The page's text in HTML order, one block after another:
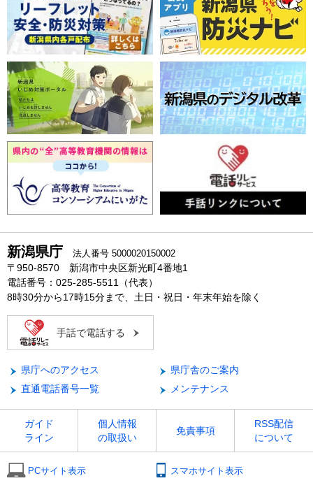
新潟県庁 法人番号 5000020150002
〒950-8570 新潟市中央区新光町4番地1
電話番号：025-285-5511（代表）
8時30分から17時15分まで、土日・祝日・年末年始を除く
手話で電話する
県庁へのアクセス
県庁舎のご案内
直通電話番号一覧
メンテナンス
ガイド
ライン
個人情報
の取扱い
免責事項
RSS配信
について
PCサイト表示 スマホサイト表示